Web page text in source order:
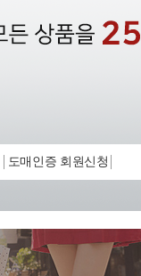
도매인증 회원신청